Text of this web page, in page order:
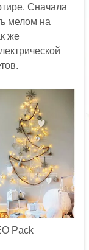
Сначала
мелом на
же
Pack